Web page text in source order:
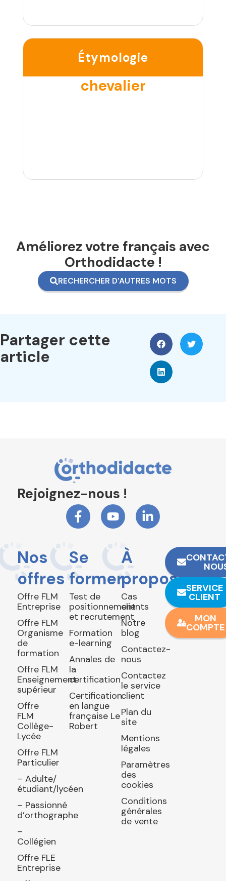
Étymologie
chevalier
Améliorez votre français avec
Orthodidacte !
RECHERCHER D'AUTRES MOTS
Partager cette
article
Rejoignez-nous !
Nos
offres
Offre FLM
Entreprise
Offre FLM
Organisme
de
formation
Offre FLM
Enseignement
supérieur
Offre
FLM
Collège-
Lycée
Offre FLM
Particulier
– Adulte/
étudiant/lycéen
– Passionné
d’orthographe
–
Collégien
Offre FLE
Entreprise
Se
former
Test de
positionnement
et recrutement
Formation
e-learning
Annales de
la
certification
Certification
en langue
française Le
Robert
À
propos
Cas
clients
Notre
blog
Contactez-
nous
Contactez
le service
client
Plan du
site
Mentions
légales
Paramètres
des
cookies
Conditions
générales
de vente
SERVICE
CLIENT
MON
COMPTE